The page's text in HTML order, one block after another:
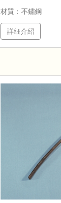
材質：不鏽鋼
詳細介紹